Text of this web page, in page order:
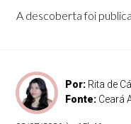
A descoberta foi
Por: Rita de
Fonte: Ceará